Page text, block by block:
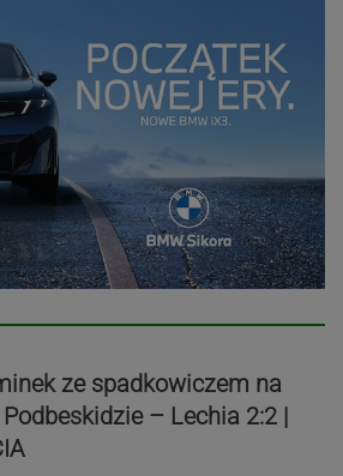
ze spadkowiczem na
– Lechia 2:2 |